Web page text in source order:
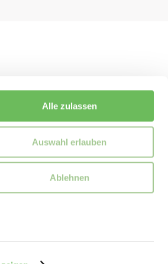
Alle zulassen
Auswahl erlauben
Ablehnen